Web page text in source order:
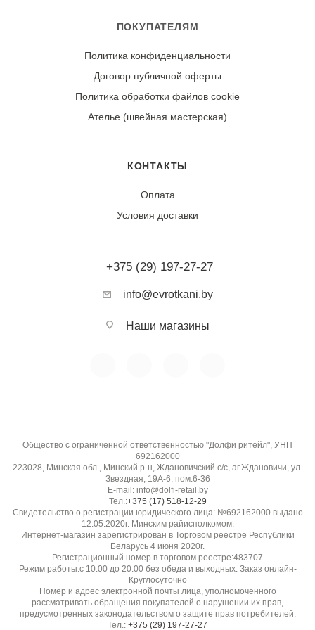
ПОКУПАТЕЛЯМ
Политика конфиденциальности
Договор публичной оферты
Политика обработки файлов cookie
Ателье (швейная мастерская)
КОНТАКТЫ
Оплата
Условия доставки
+375 (29) 197-27-27
info@evrotkani.by
Наши магазины
Общество с ограниченной ответственностью "Долфи ритейл", УНП
692162000
223028, Минская обл., Минский р-н, Ждановичский с/с, аг.Ждановичи, ул.
Звездная, 19А-6, пом.6-36
E-mail: info@dolfi-retail.by
Тел.:+375 (17) 518-12-29
Свидетельство о регистрации юридического лица: №692162000 выдано
12.05.2020г. Минским райисполкомом.
Интернет-магазин зарегистрирован в Торговом реестре Республики
Беларусь 4 июня 2020г.
Регистрационный номер в торговом реестре:483707
Режим работы:с 10:00 до 20:00 без обеда и выходных. Заказ онлайн-
Круглосуточно
Номер и адрес электронной почты лица, уполномоченного
рассматривать обращения покупателей о нарушении их прав,
предусмотренных законодательством о защите прав потребителей:
Тел.: +375 (29) 197-27-27